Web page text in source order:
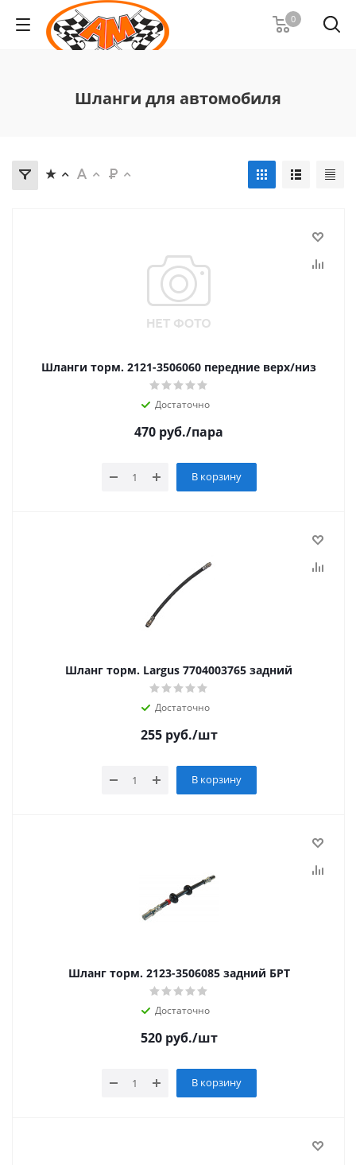
0
Шланги для автомобиля
Шланги торм. 2121-3506060 передние верх/низ
Достаточно
470 руб./пара
В корзину
Шланг торм. Largus 7704003765 задний
Достаточно
255руб./шт
В корзину
Шланг торм. 2123-3506085 задний БРТ
Достаточно
520руб./шт
В корзину